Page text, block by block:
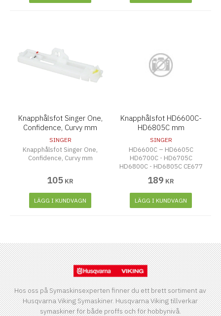
Knapphålsfot Singer One,
Confidence, Curvy mm
SINGER
Knapphålsfot Singer One,
Confidence, Curvy mm
105 KR
LÄGG I KUNDVAGN
Knapphålsfot HD6600C-
HD6805C mm
SINGER
HD6600C – HD6605C
HD6700C - HD6705C
HD6800C - HD6805C CE677
C5955 C5980 – C5985
C7290Q HD6620C
189 KR
LÄGG I KUNDVAGN
Hos oss på Symaskinsexperten finner du ett brett sortiment av
Husqvarna Viking Symaskiner. Husqvarna Viking tillverkar
symaskiner för både proffs och för hobbynivå.